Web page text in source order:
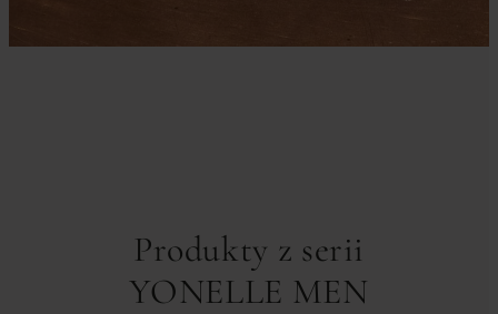
Produkty z serii
YONELLE MEN